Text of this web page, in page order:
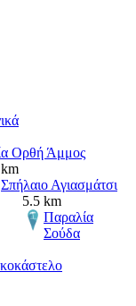
Ορθή Άμμος
Σπήλαιο Αγιασμάτσι
5.5 km
Παραλία
Σούδα